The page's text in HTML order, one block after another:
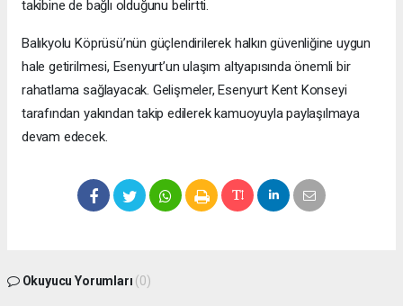
takibine de bağlı olduğunu belirtti.
Balıkyolu Köprüsü’nün güçlendirilerek halkın güvenliğine uygun
hale getirilmesi, Esenyurt’un ulaşım altyapısında önemli bir
rahatlama sağlayacak. Gelişmeler, Esenyurt Kent Konseyi
tarafından yakından takip edilerek kamuoyuyla paylaşılmaya
devam edecek.
Okuyucu Yorumları (0)